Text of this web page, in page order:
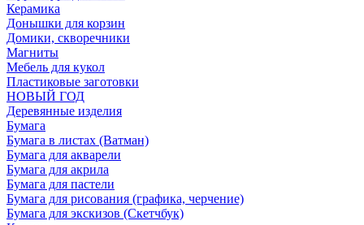
Керамика
Донышки для корзин
Домики, скворечники
Магниты
Мебель для кукол
Пластиковые заготовки
НОВЫЙ ГОД
Деревянные изделия
Бумага
Бумага в листах (Ватман)
Бумага для акварели
Бумага для акрила
Бумага для пастели
Бумага для рисования (графика, черчение)
Бумага для экскизов (Скетчбук)